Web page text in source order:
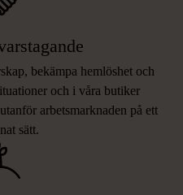
bekämpa hemlöshet och
och i våra butiker
arbetsmarknaden på ett
sätt.